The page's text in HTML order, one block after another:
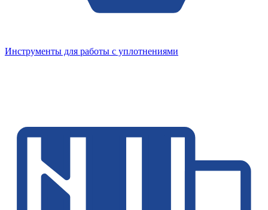
Инструменты для работы с уплотнениями